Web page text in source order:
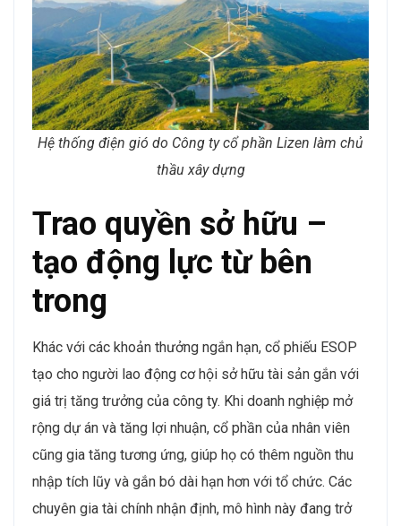
Hệ thống điện gió do Công ty cổ phần Lizen làm chủ
thầu xây dựng
Trao quyền sở hữu –
tạo động lực từ bên
trong
Khác với các khoản thưởng ngắn hạn, cổ phiếu ESOP
tạo cho người lao động cơ hội sở hữu tài sản gắn với
giá trị tăng trưởng của công ty. Khi doanh nghiệp mở
rộng dự án và tăng lợi nhuận, cổ phần của nhân viên
cũng gia tăng tương ứng, giúp họ có thêm nguồn thu
nhập tích lũy và gắn bó dài hạn hơn với tổ chức. Các
chuyên gia tài chính nhận định, mô hình này đang trở